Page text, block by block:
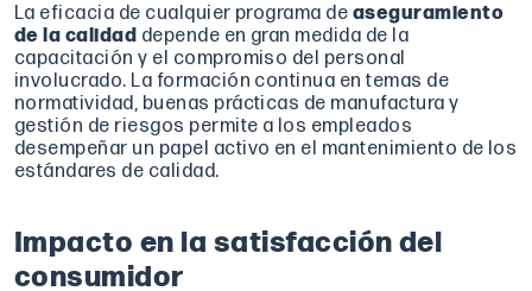
La eficacia de cualquier programa de aseguramiento
de la calidad depende en gran medida de la
capacitación y el compromiso del personal
involucrado. La formación continua en temas de
normatividad, buenas prácticas de manufactura y
gestión de riesgos permite a los empleados
desempeñar un papel activo en el mantenimiento de los
estándares de calidad.
Impacto en la satisfacción del
consumidor